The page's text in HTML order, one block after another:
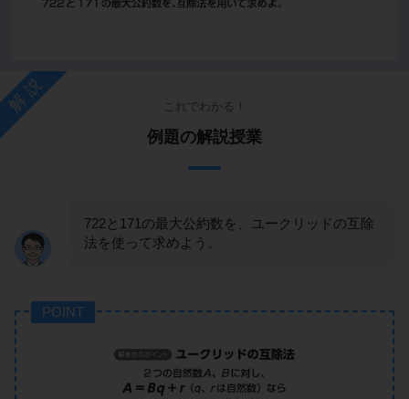
解説 これでわかる！
例題の解説授業
722と171の最大公約数を、ユークリッドの互除
法を使って求めよう。
POINT